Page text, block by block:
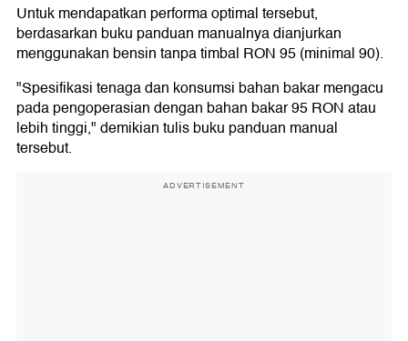
Untuk mendapatkan performa optimal tersebut,
berdasarkan buku panduan manualnya dianjurkan
menggunakan bensin tanpa timbal RON 95 (minimal 90).
"Spesifikasi tenaga dan konsumsi bahan bakar mengacu
pada pengoperasian dengan bahan bakar 95 RON atau
lebih tinggi," demikian tulis buku panduan manual
tersebut.
ADVERTISEMENT